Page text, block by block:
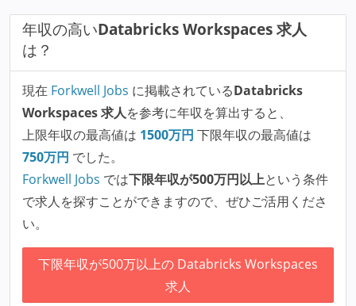
年収の高いDatabricks Workspaces 求人
は？
現在 Forkwell Jobs に掲載されているDatabricks
Workspaces 求人を参考に年収を算出すると、
上限年収の最高値は 1500万円 下限年収の最高値は
750万円 でした。
Forkwell Jobs では下限年収が500万円以上という条件
で求人を探すことができますので、ぜひご活用くださ
い。
下限年収が500万以上の Databricks Workspaces
求人